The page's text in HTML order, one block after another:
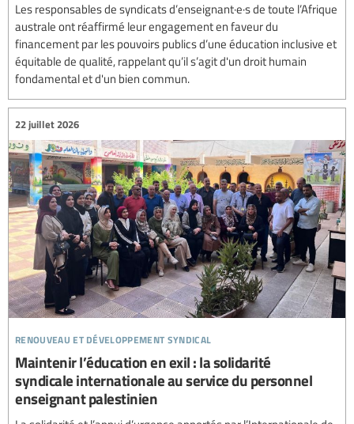
Les responsables de syndicats d’enseignant·e·s de toute l’Afrique
australe ont réaffirmé leur engagement en faveur du
financement par les pouvoirs publics d’une éducation inclusive et
équitable de qualité, rappelant qu’il s’agit d'un droit humain
fondamental et d'un bien commun.
renouveau et développement syndical
22 juillet 2026
Maintenir l’éducation en exil : la solidarité
syndicale internationale au service du personnel
enseignant palestinien